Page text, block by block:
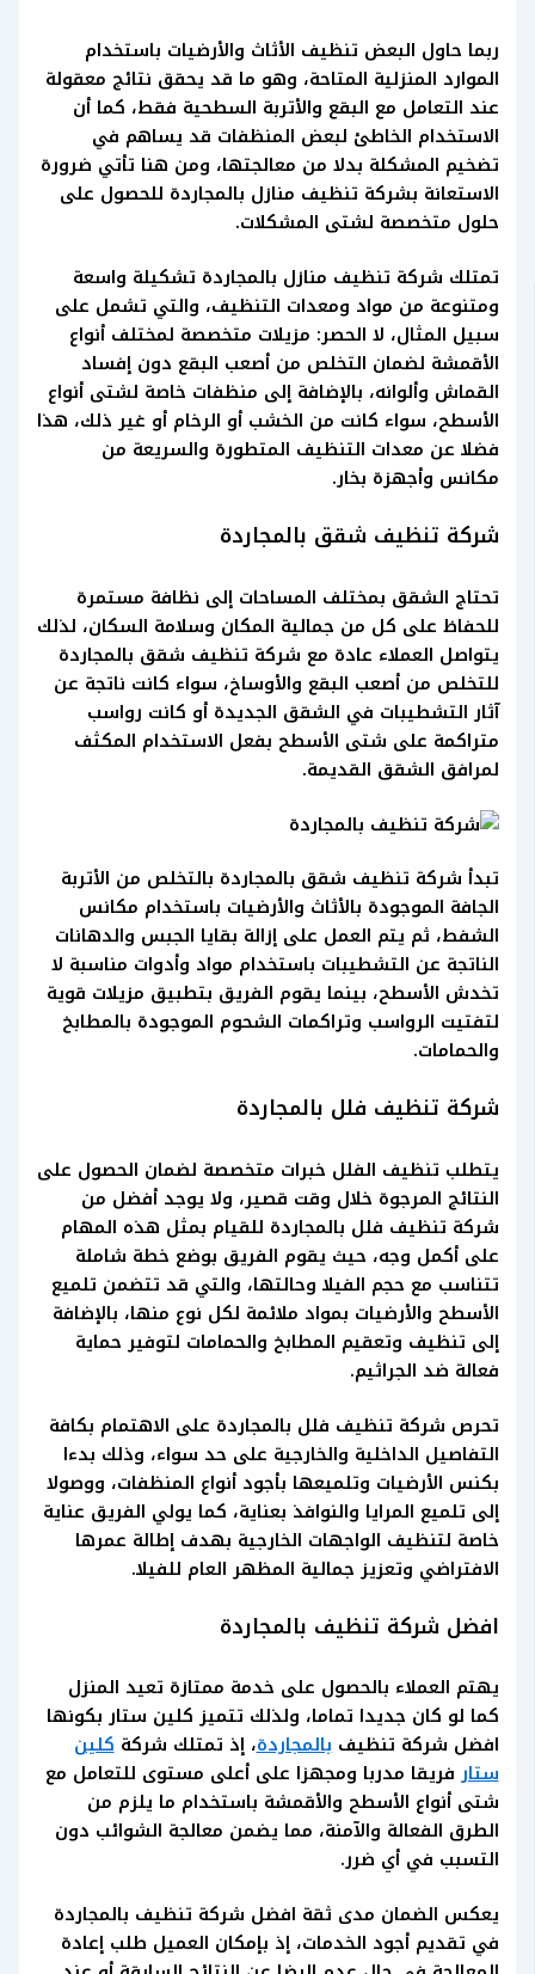
ربما حاول البعض تنظيف الأثاث والأرضيات باستخدام
الموارد المنزلية المتاحة، وهو ما قد يحقق نتائج معقولة
عند التعامل مع البقع والأتربة السطحية فقط، كما أن
الاستخدام الخاطئ لبعض المنظفات قد يساهم في
تضخيم المشكلة بدلا من معالجتها، ومن هنا تأتي ضرورة
الاستعانة بشركة تنظيف منازل بالمجاردة للحصول على
حلول متخصصة لشتى المشكلات.
تمتلك شركة تنظيف منازل بالمجاردة تشكيلة واسعة
ومتنوعة من مواد ومعدات التنظيف، والتي تشمل على
سبيل المثال، لا الحصر: مزيلات متخصصة لمختلف أنواع
الأقمشة لضمان التخلص من أصعب البقع دون إفساد
القماش وألوانه، بالإضافة إلى منظفات خاصة لشتى أنواع
الأسطح، سواء كانت من الخشب أو الرخام أو غير ذلك، هذا
فضلا عن معدات التنظيف المتطورة والسريعة من
مكانس وأجهزة بخار.
شركة تنظيف شقق بالمجاردة
تحتاج الشقق بمختلف المساحات إلى نظافة مستمرة
للحفاظ على كل من جمالية المكان وسلامة السكان، لذلك
يتواصل العملاء عادة مع شركة تنظيف شقق بالمجاردة
للتخلص من أصعب البقع والأوساخ، سواء كانت ناتجة عن
آثار التشطيبات في الشقق الجديدة أو كانت رواسب
متراكمة على شتى الأسطح بفعل الاستخدام المكثف
لمرافق الشقق القديمة.
تبدأ شركة تنظيف شقق بالمجاردة بالتخلص من الأتربة
الجافة الموجودة بالأثاث والأرضيات باستخدام مكانس
الشفط، ثم يتم العمل على إزالة بقايا الجبس والدهانات
الناتجة عن التشطيبات باستخدام مواد وأدوات مناسبة لا
تخدش الأسطح، بينما يقوم الفريق بتطبيق مزيلات قوية
لتفتيت الرواسب وتراكمات الشحوم الموجودة بالمطابخ
والحمامات.
شركة تنظيف فلل بالمجاردة
يتطلب تنظيف الفلل خبرات متخصصة لضمان الحصول على
النتائج المرجوة خلال وقت قصير، ولا يوجد أفضل من
شركة تنظيف فلل بالمجاردة للقيام بمثل هذه المهام
على أكمل وجه، حيث يقوم الفريق بوضع خطة شاملة
تتناسب مع حجم الفيلا وحالتها، والتي قد تتضمن تلميع
الأسطح والأرضيات بمواد ملائمة لكل نوع منها، بالإضافة
إلى تنظيف وتعقيم المطابخ والحمامات لتوفير حماية
فعالة ضد الجراثيم.
تحرص شركة تنظيف فلل بالمجاردة على الاهتمام بكافة
التفاصيل الداخلية والخارجية على حد سواء، وذلك بدءا
بكنس الأرضيات وتلميعها بأجود أنواع المنظفات، ووصولا
إلى تلميع المرايا والنوافذ بعناية، كما يولي الفريق عناية
خاصة لتنظيف الواجهات الخارجية بهدف إطالة عمرها
الافتراضي وتعزيز جمالية المظهر العام للفيلا.
افضل شركة تنظيف بالمجاردة
يهتم العملاء بالحصول على خدمة ممتازة تعيد المنزل
كما لو كان جديدا تماما، ولذلك تتميز كلين ستار بكونها
افضل شركة تنظيفبالمجاردة، إذ تمتلك شركةكلين
ستارفريقا مدربا ومجهزا على أعلى مستوى للتعامل مع
شتى أنواع الأسطح والأقمشة باستخدام ما يلزم من
الطرق الفعالة والآمنة، مما يضمن معالجة الشوائب دون
التسبب في أي ضرر.
يعكس الضمان مدى ثقة افضل شركة تنظيف بالمجاردة
في تقديم أجود الخدمات، إذ بإمكان العميل طلب إعادة